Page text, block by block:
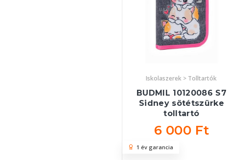
Iskolaszerek > Tolltartók
BUDMIL 10120086 S7
Sidney sötétszürke
tolltartó
6 000 Ft
1 év garancia